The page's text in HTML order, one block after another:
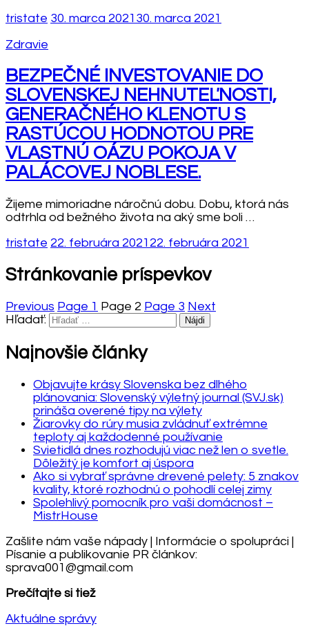
tristate 30. marca 2021 30. marca 2021
Zdravie
BEZPEČNÉ INVESTOVANIE DO
SLOVENSKEJ NEHNUTEĽNOSTI,
GENERAČNÉHO KLENOTU S
RASTÚCOU HODNOTOU PRE
VLASTNÚ OÁZU POKOJA V
PALÁCOVEJ NOBLESE.
Žijeme mimoriadne náročnú dobu. Dobu, ktorá nás
odtrhla od bežného života na aký sme boli …
tristate 22. februára 2021 22. februára 2021
Stránkovanie príspevkov
Previous Page 1 Page 2 Page 3 Next
Hľadať:
Najnovšie články
Objavujte krásy Slovenska bez dlhého
plánovania: Slovenský výletný journal (SVJ.sk)
prináša overené tipy na výlety
Žiarovky do rúry musia zvládnuť extrémne
teploty aj každodenné používanie
Svietidlá dnes rozhodujú viac než len o svetle.
Dôležitý je komfort aj úspora
Ako si vybrať správne drevené pelety: 5 znakov
kvality, ktoré rozhodnú o pohodlí celej zimy
Spolehlivý pomocník pro vaši domácnost –
MistrHouse
Zašlite nám vaše nápady | Informácie o spolupráci |
Písanie a publikovanie PR článkov:
sprava001@gmail.com
Prečítajte si tiež
Aktuálne správy